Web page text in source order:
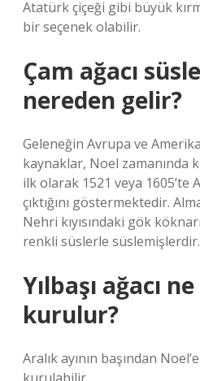
Atatürk çiçeği gibi büyük
bir seçenek olabilir.
Çam ağacı
nereden gelir?
Geleneğin Avrupa ve
kaynaklar, Noel zamanında
ilk olarak 1521 veya 1605’te
çıktığını göstermektedir.
Nehri kıyısındaki gök
renkli süslerle süslemişlerdir.
Yılbaşı ağacı
kurulur?
Aralık ayının başından